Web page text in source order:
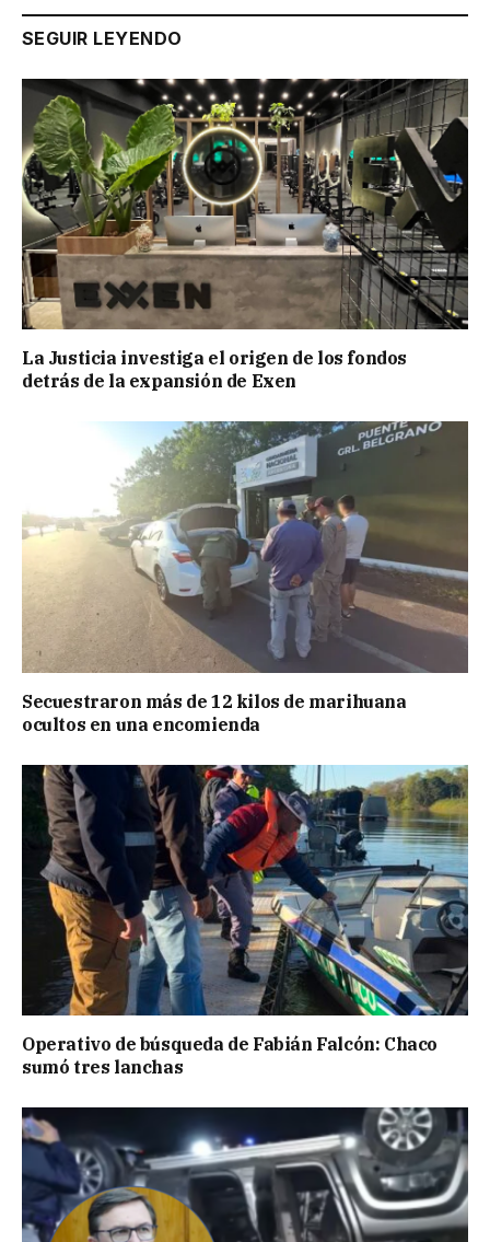
SEGUIR LEYENDO
La Justicia investiga el origen de los fondos
detrás de la expansión de Exen
Secuestraron más de 12 kilos de marihuana
ocultos en una encomienda
Operativo de búsqueda de Fabián Falcón: Chaco
sumó tres lanchas